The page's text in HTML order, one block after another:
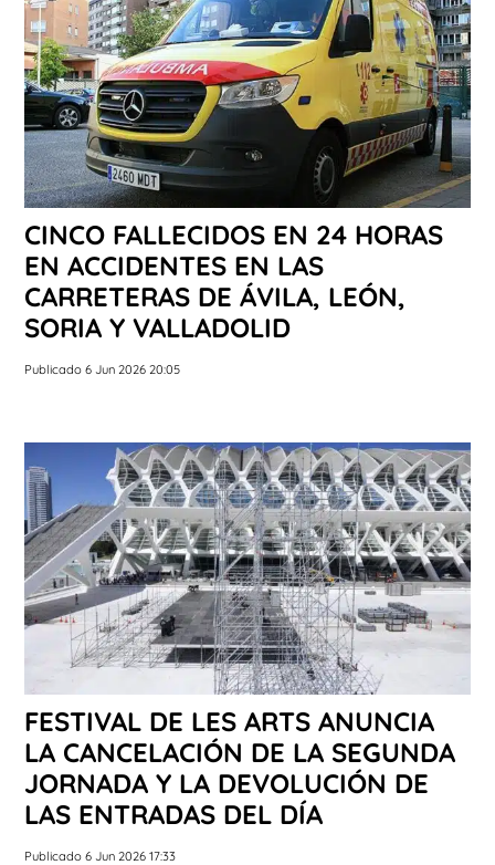
CINCO FALLECIDOS EN 24 HORAS
EN ACCIDENTES EN LAS
CARRETERAS DE ÁVILA, LEÓN,
SORIA Y VALLADOLID
Publicado 6 Jun 2026 20:05
FESTIVAL DE LES ARTS ANUNCIA
LA CANCELACIÓN DE LA SEGUNDA
JORNADA Y LA DEVOLUCIÓN DE
LAS ENTRADAS DEL DÍA
Publicado 6 Jun 2026 17:33